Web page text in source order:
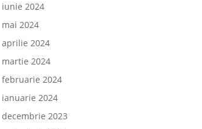
iunie 2024
mai 2024
aprilie 2024
martie 2024
februarie 2024
ianuarie 2024
decembrie 2023